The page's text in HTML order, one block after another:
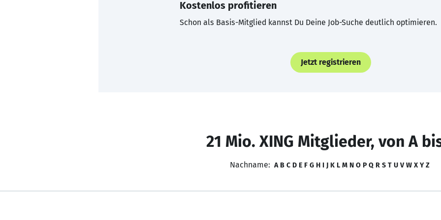
Kostenlos profitieren
Schon als Basis-Mitglied kannst Du Deine Job-Suche deutlich optimieren.
Jetzt registrieren
21 Mio. XING Mitglieder, von A
Nachname: A B C D E F G H I J K L M N O P Q R S T U V W X Y Z